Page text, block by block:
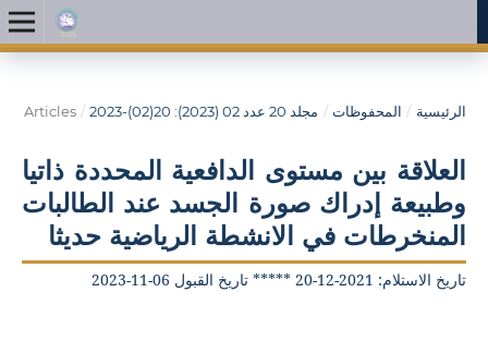
الرئيسية / المحفوظات / مجلد 20 عدد 02 (2023): 20(02)-2023 /
Articles
العلاقة بين مستوى الدافعية المحددة ذاتيا
وطبيعة إدراك صورة الجسد عند الطالبات
المنخرطات في الانشطة الرياضية حديثا
تاريخ الاستلام: 2021-12-20 ***** تاريخ القبول 06-11-2023